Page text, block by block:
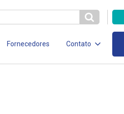
Fornecedores Contato